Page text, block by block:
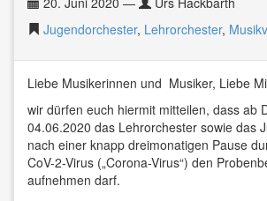
Jugendorchester, Lehrorchester,
Liebe Musikerinnen und Musiker, Liebe
wir dürfen euch hiermit mitteilen, dass ab
04.06.2020 das Lehrorchester sowie das
nach einer knapp dreimonatigen Pause
CoV-2-Virus („Corona-Virus“) den
aufnehmen darf.